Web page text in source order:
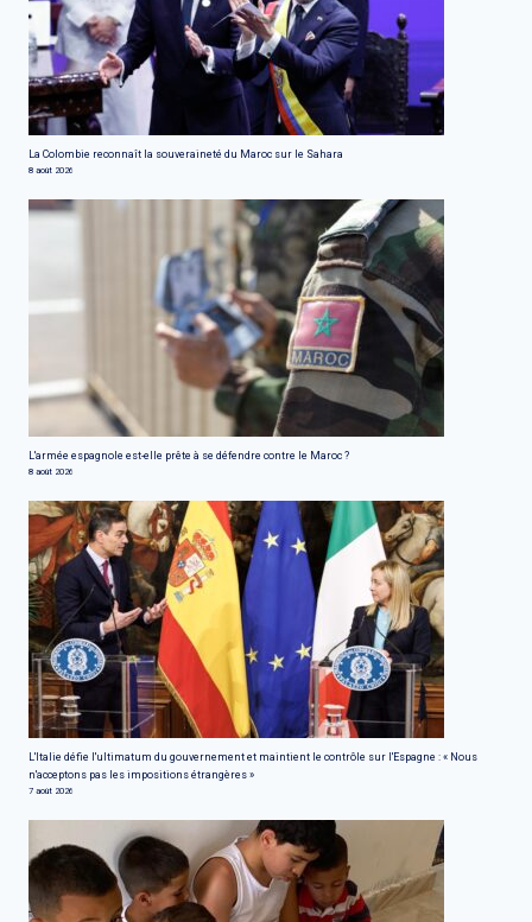
La Colombie reconnaît la souveraineté du Maroc sur le Sahara
8 août 2026
L'armée espagnole est-elle prête à se défendre contre le Maroc ?
8 août 2026
L'Italie défie l'ultimatum du gouvernement et maintient le contrôle sur l'Espagne : « Nous
n'acceptons pas les impositions étrangères »
7 août 2026